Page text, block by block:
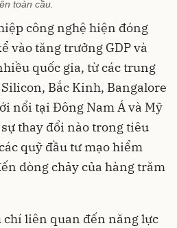
toàn cầu.
công nghệ hiện đóng
vào tăng trưởng GDP và
quốc gia, từ các trung
Bắc Kinh, Bangalore
nổi tại Đông Nam Á và Mỹ
thay đổi nào trong tiêu
quỹ đầu tư mạo hiểm
dòng chảy của hàng trăm
chí liên quan đến năng lực